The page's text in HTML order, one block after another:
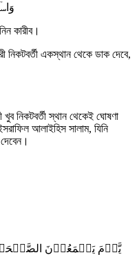
কারীব।
একস্থান থেকে ডাক দেবে,
নিকটবর্তী স্থান থেকেই ঘোষণা
আলাইহিস সালাম, যিনি
یَّوۡمَ یَسۡمَعُوۡنَ